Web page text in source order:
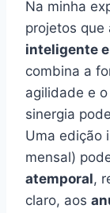
Na minha
projetos que
inteligente
combina a
agilidade e
sinergia
Uma edição
mensal)
atemporal,
claro, aos